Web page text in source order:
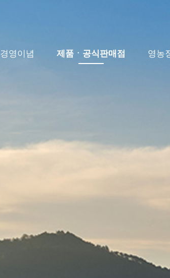
경영이념 제품ㆍ공식판매점 영농